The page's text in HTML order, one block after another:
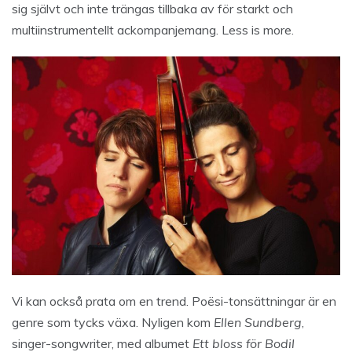
sig självt och inte trängas tillbaka av för starkt och
multiinstrumentellt ackompanjemang. Less is more.
Vi kan också prata om en trend. Poësi-tonsättningar är en
genre som tycks växa. Nyligen kom Ellen Sundberg
singer-songwriter, med albumet Ett bloss för Bodil